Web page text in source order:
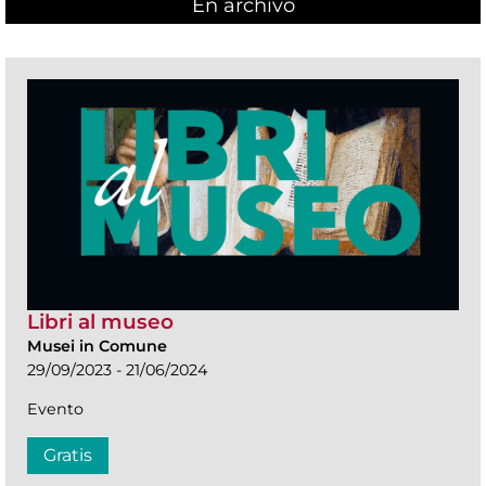
En archivo
Libri al museo
Musei in Comune
29/09/2023 - 21/06/2024
Evento
Gratis